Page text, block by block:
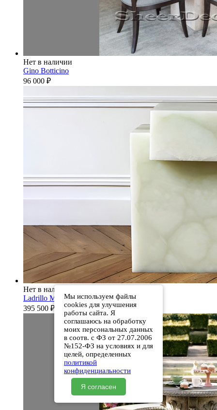
Нет в наличии
Gino Botticino
96 000 ₽
Нет в наличии
Ladrillo Ming Green
395 500 ₽
Мы используем файлы
cookies для улучшения
работы сайта. Я
соглашаюсь на обработку
моих персональных данных
в соотв. с ФЗ от 27.07.2006
№152-ФЗ на условиях и для
целей, определенных
политикой
конфиденциальности
Я согласен